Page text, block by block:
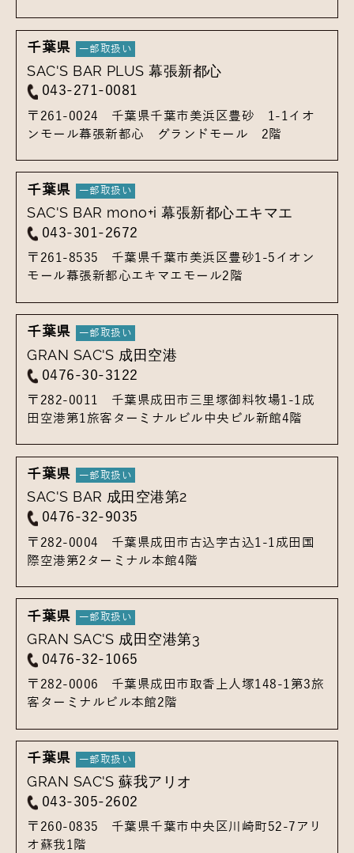
千葉県
SAC'S BAR PLUS 幕張新都心
043-271-0081
〒261-0024 千葉県千葉市美浜区豊砂 1-1 イオ
ンモール幕張新都心 グランドモール 2階
千葉県
SAC'S BAR mono+i 幕張新都心エキマエ
043-301-2672
〒261-8535 千葉県千葉市美浜区豊砂1-5 イオン
モール幕張新都心エキマエモール2階
千葉県
GRAN SAC'S 成田空港
0476-30-3122
〒282-0011 千葉県成田市三里塚御料牧場1-1 成
田空港第1旅客ターミナルビル中央ビル新館4階
千葉県
SAC'S BAR 成田空港第2
0476-32-9035
〒282-0004 千葉県成田市古込字古込1-1 成田国
際空港第2ターミナル本館4階
千葉県
GRAN SAC'S 成田空港第3
0476-32-1065
〒282-0006 千葉県成田市取香上人塚148-1 第3旅
客ターミナルビル本館2階
千葉県
GRAN SAC'S 蘇我アリオ
043-305-2602
〒260-0835 千葉県千葉市中央区川崎町52-7 アリ
オ蘇我1階